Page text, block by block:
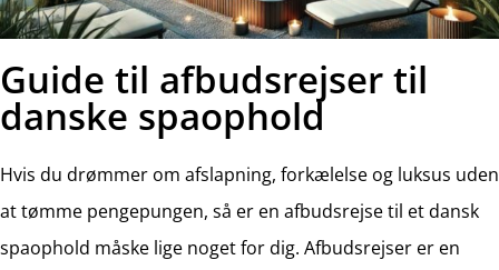
Guide til afbudsrejser til
danske spaophold
Hvis du drømmer om afslapning, forkælelse og luksus uden
at tømme pengepungen, så er en afbudsrejse til et dansk
spaophold måske lige noget for dig. Afbudsrejser er en